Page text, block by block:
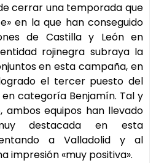
cerrar una temporada que
en la que han conseguido
de Castilla y León en
rojinegra subraya la
en esta campaña, en
el tercer puesto del
categoría Benjamín. Tal y
ambos equipos han llevado
destacada en esta
a Valladolid y al
impresión «muy positiva».